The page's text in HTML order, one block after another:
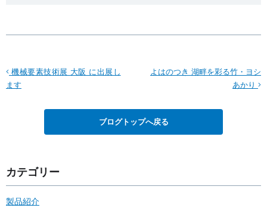
機械要素技術展 大阪 に出展し
ます
よはのつき 湖畔を彩る竹・ヨシ
あかり
ブログトップへ戻る
カテゴリー
製品紹介